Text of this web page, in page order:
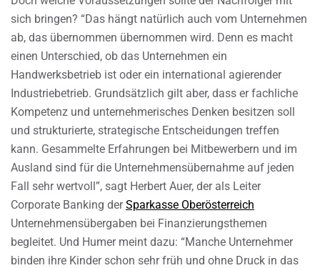
sich bringen? “Das hängt natürlich auch vom Unternehmen
ab, das übernommen übernommen wird. Denn es macht
einen Unterschied, ob das Unternehmen ein
Handwerksbetrieb ist oder ein international agierender
Industriebetrieb. Grundsätzlich gilt aber, dass er fachliche
Kompetenz und unternehmerisches Denken besitzen soll
und strukturierte, strategische Entscheidungen treffen
kann. Gesammelte Erfahrungen bei Mitbewerbern und im
Ausland sind für die Unternehmensübernahme auf jeden
Fall sehr wertvoll”, sagt Herbert Auer, der als Leiter
Corporate Banking derSparkasse Oberösterreich
Unternehmensübergaben bei Finanzierungsthemen
begleitet. Und Humer meint dazu: “Manche Unternehmer
binden ihre Kinder schon sehr früh und ohne Druck in das